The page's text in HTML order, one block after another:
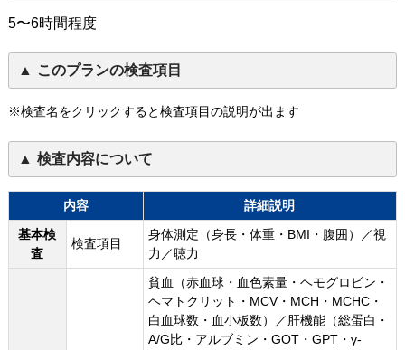
5〜6時間程度
このプランの検査項目
※検査名をクリックすると検査項目の説明が出ます
検査内容について
内容
詳細説明
基本検
査
検査項目
身体測定（身長・体重・BMI・腹囲）／視
力／聴力
貧血（赤血球・血色素量・ヘモグロビン・
ヘマトクリット・MCV・MCH・MCHC・
白血球数・血小板数）／肝機能（総蛋白・
A/G比・アルブミン・GOT・GPT・γ-